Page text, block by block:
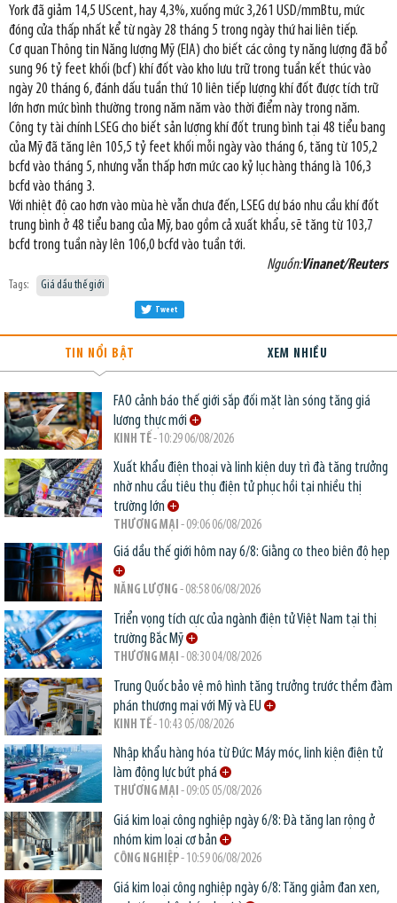
York đã giảm 14,5 UScent, hay 4,3%, xuống mức 3,261 USD/mmBtu, mức
đóng cửa thấp nhất kể từ ngày 28 tháng 5 trong ngày thứ hai liên tiếp.
Cơ quan Thông tin Năng lượng Mỹ (EIA) cho biết các công ty năng lượng đã bổ
sung 96 tỷ feet khối (bcf) khí đốt vào kho lưu trữ trong tuần kết thúc vào
ngày 20 tháng 6, đánh dấu tuần thứ 10 liên tiếp lượng khí đốt được tích trữ
lớn hơn mức bình thường trong năm năm vào thời điểm này trong năm.
Công ty tài chính LSEG cho biết sản lượng khí đốt trung bình tại 48 tiểu bang
của Mỹ đã tăng lên 105,5 tỷ feet khối mỗi ngày vào tháng 6, tăng từ 105,2
bcfd vào tháng 5, nhưng vẫn thấp hơn mức cao kỷ lục hàng tháng là 106,3
bcfd vào tháng 3.
Với nhiệt độ cao hơn vào mùa hè vẫn chưa đến, LSEG dự báo nhu cầu khí đốt
trung bình ở 48 tiểu bang của Mỹ, bao gồm cả xuất khẩu, sẽ tăng từ 103,7
bcfd trong tuần này lên 106,0 bcfd vào tuần tới.
Nguồn:Vinanet/Reuters
Tags: Giá dầu thế giới
Tweet
TIN NỔI BẬT XEM NHIỀU
FAO cảnh báo thế giới sắp đối mặt làn sóng tăng giá
lương thực mới
KINH TẾ- 10:29 06/08/2026
Xuất khẩu điện thoại và linh kiện duy trì đà tăng trưởng
nhờ nhu cầu tiêu thụ điện tử phục hồi tại nhiều thị
trường lớn
THƯƠNG MẠI - 09:06 06/08/2026
Giá dầu thế giới hôm nay 6/8: Giằng co theo biên độ hẹp
NĂNG LƯỢNG - 08:58 06/08/2026
Triển vọng tích cực của ngành điện tử Việt Nam tại thị
trường Bắc Mỹ
THƯƠNG MẠI - 08:30 04/08/2026
Trung Quốc bảo vệ mô hình tăng trưởng trước thềm đàm
phán thương mại với Mỹ và EU
KINH TẾ- 10:43 05/08/2026
Nhập khẩu hàng hóa từ Đức: Máy móc, linh kiện điện tử
làm động lực bứt phá
THƯƠNG MẠI - 09:05 05/08/2026
Giá kim loại công nghiệp ngày 6/8: Đà tăng lan rộng ở
nhóm kim loại cơ bản
CÔNG NGHIỆP- 10:59 06/08/2026
Giá kim loại công nghiệp ngày 6/8: Tăng giảm đan xen,